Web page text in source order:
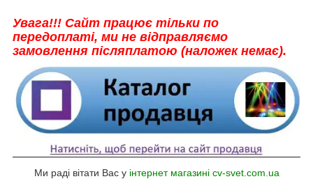
Увага!!! Сайт працює тільки по
передоплаті, ми не відправляємо
замовлення післяплатою (наложек немає).
Ми раді вітати Вас у інтернет магазині cv-svet.com.ua